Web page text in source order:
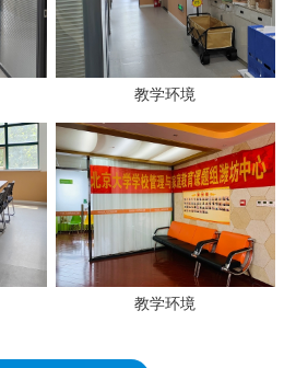
教学环境
教学环境